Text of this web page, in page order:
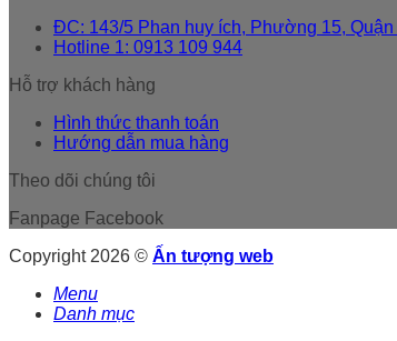
ĐC: 143/5 Phan huy ích, Phường 15, Quận
Hotline 1: 0913 109 944
Hỗ trợ khách hàng
Hình thức thanh toán
Hướng dẫn mua hàng
Theo dõi chúng tôi
Fanpage Facebook
Copyright 2026 © Ấn tượng web
Menu
Danh mục